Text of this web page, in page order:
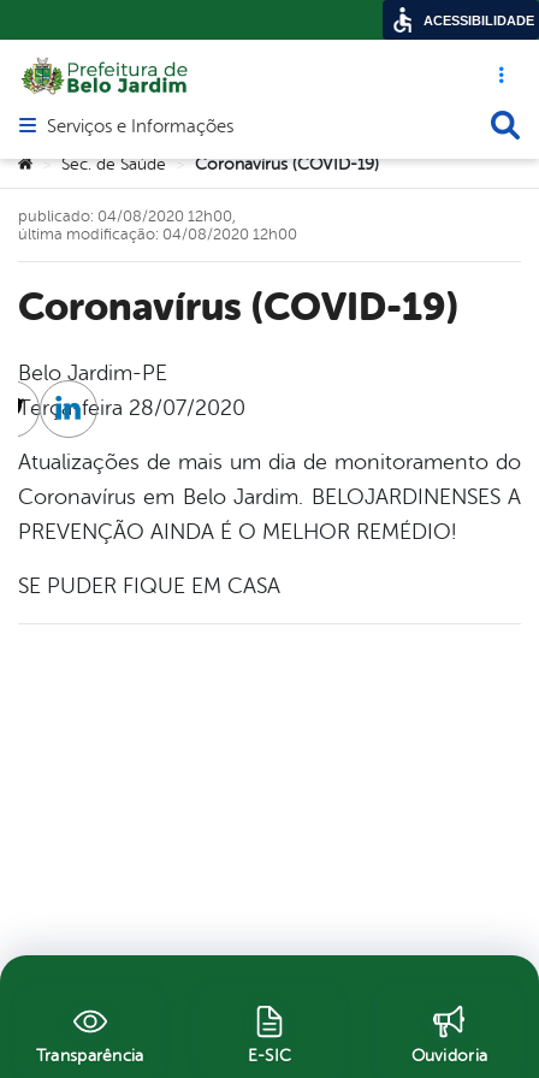
Acesso
Abrir menu principal de navegação
Serviços e Informações
Você está aqui:
> Sec. de Saúde > Coronavírus (COVID-19)
Coronavírus (COVID-19)
publicado: 04/08/2020 12h00,
última modificação: 04/08/2020 12h00
Belo Jardim-PE
Terça-feira 28/07/2020
Atualizações de mais um dia de monitoramento do
Coronavírus em Belo Jardim. BELOJARDINENSES A
PREVENÇÃO AINDA É O MELHOR REMÉDIO!
SE PUDER FIQUE EM CASA
TwitterLinkedin
Transparência E-SIC Ouvidoria
ACESSIBILIDADE